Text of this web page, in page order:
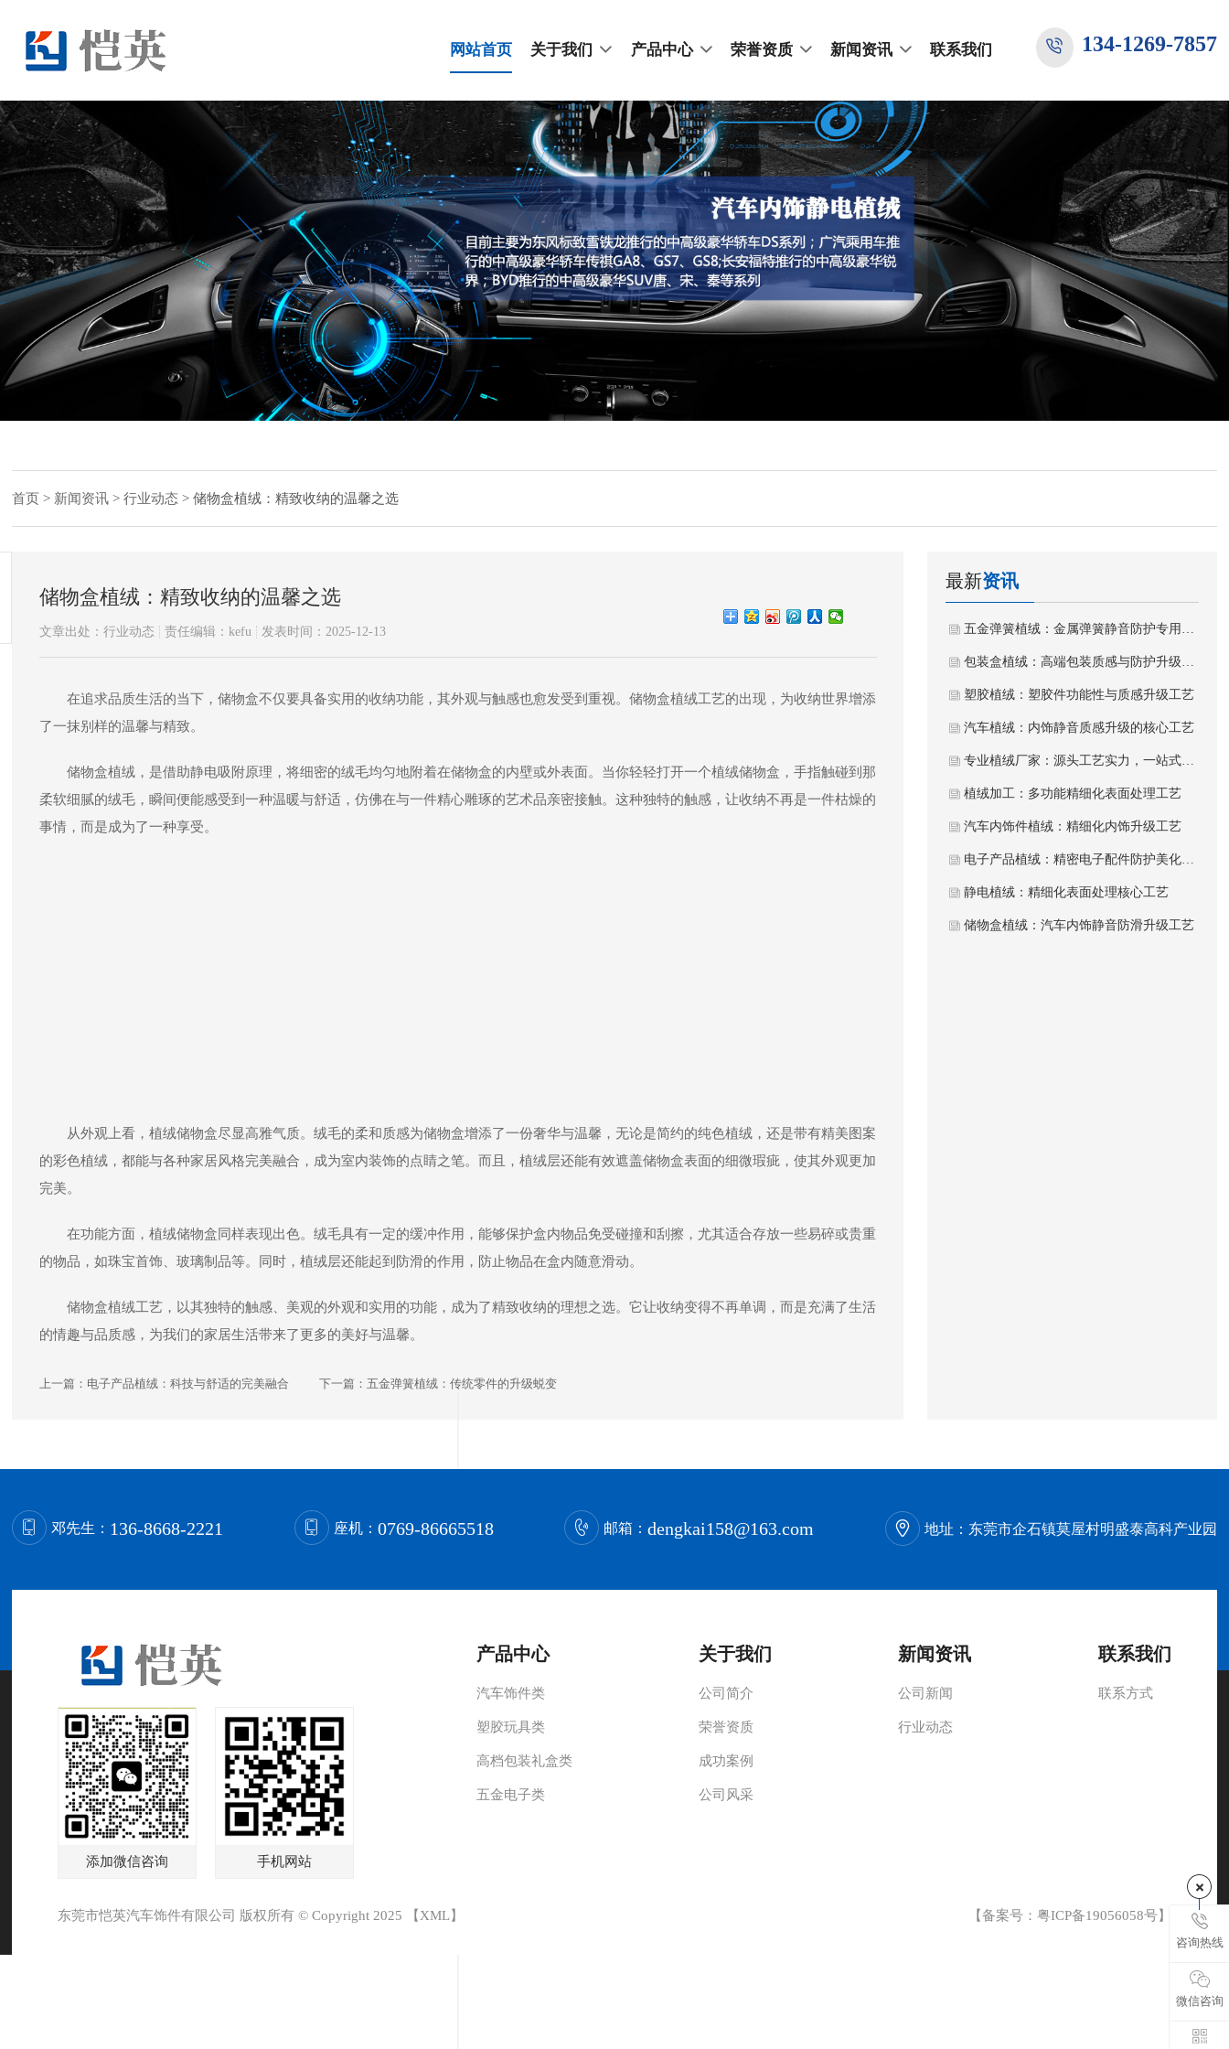
网站首页 关于我们 产品中心 荣誉资质 新闻资讯 联系我们 134-1269-7857
首页 > 新闻资讯 >行业动态 >储物盒植绒：精致收纳的温馨之选
储物盒植绒：精致收纳的温馨之选
文章出处：行业动态 责任编辑：kefu 发表时间：2025-12-13
在追求品质生活的当下，储物盒不仅要具备实用的收纳功能，其外观与触感也愈发受到重视。储物盒植绒工艺的出现，为收纳世界增添
了一抹别样的温馨与精致。
储物盒植绒，是借助静电吸附原理，将细密的绒毛均匀地附着在储物盒的内壁或外表面。当你轻轻打开一个植绒储物盒，手指触碰到那
柔软细腻的绒毛，瞬间便能感受到一种温暖与舒适，仿佛在与一件精心雕琢的艺术品亲密接触。这种独特的触感，让收纳不再是一件枯燥的
事情，而是成为了一种享受。
从外观上看，植绒储物盒尽显高雅气质。绒毛的柔和质感为储物盒增添了一份奢华与温馨，无论是简约的纯色植绒，还是带有精美图案
的彩色植绒，都能与各种家居风格完美融合，成为室内装饰的点睛之笔。而且，植绒层还能有效遮盖储物盒表面的细微瑕疵，使其外观更加
完美。
在功能方面，植绒储物盒同样表现出色。绒毛具有一定的缓冲作用，能够保护盒内物品免受碰撞和刮擦，尤其适合存放一些易碎或贵重
的物品，如珠宝首饰、玻璃制品等。同时，植绒层还能起到防滑的作用，防止物品在盒内随意滑动。
储物盒植绒工艺，以其独特的触感、美观的外观和实用的功能，成为了精致收纳的理想之选。它让收纳变得不再单调，而是充满了生活
的情趣与品质感，为我们的家居生活带来了更多的美好与温馨。
上一篇： 电子产品植绒：科技与舒适的完美融合 下一篇：五金弹簧植绒：传统零件的升级蜕变
最新资讯
五金弹簧植绒：金属弹簧静音防护专用植绒工艺
包装盒植绒：高端包装质感与防护升级工艺
塑胶植绒：塑胶件功能性与质感升级工艺
汽车植绒：内饰静音质感升级的核心工艺
专业植绒厂家：源头工艺实力，一站式植绒加工服务
植绒加工：多功能精细化表面处理工艺
汽车内饰件植绒：精细化内饰升级工艺
电子产品植绒：精密电子配件防护美化工艺
静电植绒：精细化表面处理核心工艺
储物盒植绒：汽车内饰静音防滑升级工艺
邓先生： 136-8668-2221 座机： 0769-86665518 邮箱：dengkai158@163.com 地址： 东莞市企石镇莫屋村明盛泰高科产业园
添加微信咨询 手机网站
产品中心
汽车饰件类
塑胶玩具类
高档包装礼盒类
五金电子类
关于我们
公司简介
荣誉资质
成功案例
公司风采
新闻资讯
公司新闻
行业动态
联系我们
联系方式
东莞市恺英汽车饰件有限公司 版权所有 © Copyright 2025 【 XML】 【备案号： 粤ICP备19056058号】
咨询热线
微信咨询